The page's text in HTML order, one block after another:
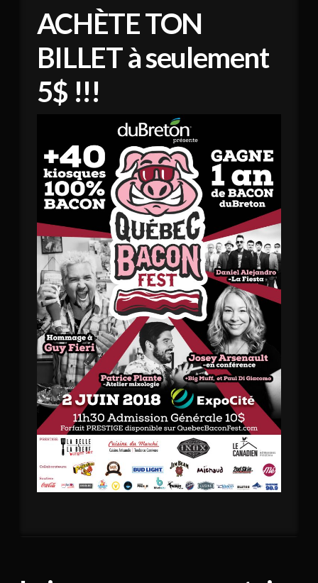
ACHÈTE TON
BILLET à seulement
5$ !!!